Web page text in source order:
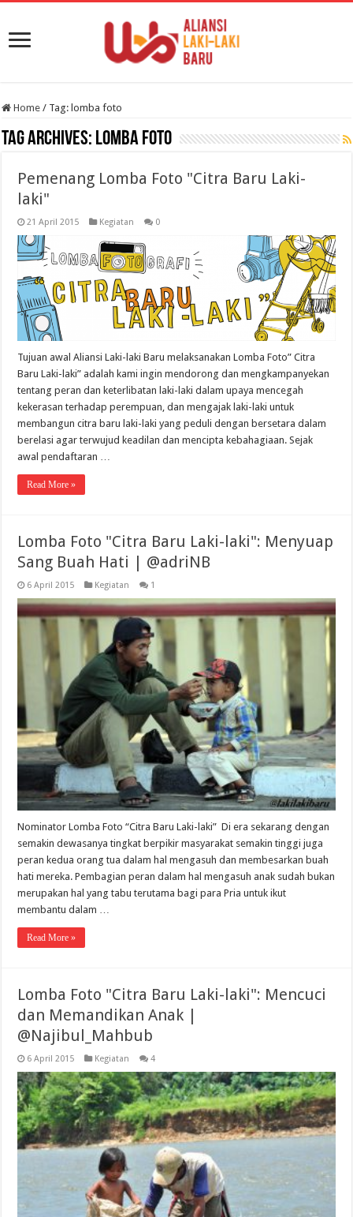
Home / Tag:lomba foto
Tag Archives: lomba foto
Pemenang Lomba Foto "Citra Baru Laki-
laki"
21 April 2015 Kegiatan 0
Tujuan awal Aliansi Laki-laki Baru melaksanakan Lomba Foto” Citra
Baru Laki-laki” adalah kami ingin mendorong dan mengkampanyekan
tentang peran dan keterlibatan laki-laki dalam upaya mencegah
kekerasan terhadap perempuan, dan mengajak laki-laki untuk
membangun citra baru laki-laki yang peduli dengan bersetara dalam
berelasi agar terwujud keadilan dan mencipta kebahagiaan. Sejak
awal pendaftaran …
Read More »
Lomba Foto "Citra Baru Laki-laki": Menyuap
Sang Buah Hati | @adriNB
6 April 2015 Kegiatan 1
Nominator Lomba Foto “Citra Baru Laki-laki” Di era sekarang dengan
semakin dewasanya tingkat berpikir masyarakat semakin tinggi juga
peran kedua orang tua dalam hal mengasuh dan membesarkan buah
hati mereka. Pembagian peran dalam hal mengasuh anak sudah bukan
merupakan hal yang tabu terutama bagi para Pria untuk ikut
membantu dalam …
Read More »
Lomba Foto "Citra Baru Laki-laki": Mencuci
dan Memandikan Anak |
@Najibul_Mahbub
6 April 2015 Kegiatan 4